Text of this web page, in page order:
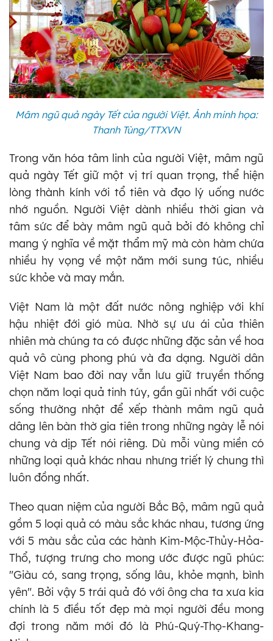
Mâm ngũ quả ngày Tết của người Việt. Ảnh minh họa:
Thanh Tùng/TTXVN
Trong văn hóa tâm linh của người Việt, mâm ngũ
quả ngày Tết giữ một vị trí quan trọng, thể hiện
lòng thành kính với tổ tiên và đạo lý uống nước
nhớ nguồn. Người Việt dành nhiều thời gian và
tâm sức để bày mâm ngũ quả bởi đó không chỉ
mang ý nghĩa về mặt thẩm mỹ mà còn hàm chứa
nhiều hy vọng về một năm mới sung túc, nhiều
sức khỏe và may mắn.
Việt Nam là một đất nước nông nghiệp với khí
hậu nhiệt đới gió mùa. Nhờ sự ưu ái của thiên
nhiên mà chúng ta có được những đặc sản về hoa
quả vô cùng phong phú và đa dạng. Người dân
Việt Nam bao đời nay vẫn lưu giữ truyền thống
chọn năm loại quả tinh túy, gần gũi nhất với cuộc
sống thường nhật để xếp thành mâm ngũ quả
dâng lên bàn thờ gia tiên trong những ngày lễ nói
chung và dịp Tết nói riêng. Dù mỗi vùng miền có
những loại quả khác nhau nhưng triết lý chung thì
luôn đồng nhất.
Theo quan niệm của người Bắc Bộ, mâm ngũ quả
gồm 5 loại quả có màu sắc khác nhau, tương ứng
với 5 màu sắc của các hành Kim-Mộc-Thủy-Hỏa-
Thổ, tượng trưng cho mong ước được ngũ phúc:
"Giàu có, sang trọng, sống lâu, khỏe mạnh, bình
yên". Bởi vậy 5 trái quả đó với ông cha ta xưa kia
chính là 5 điều tốt đẹp mà mọi người đều mong
đợi trong năm mới đó là Phú-Quý-Thọ-Khang-